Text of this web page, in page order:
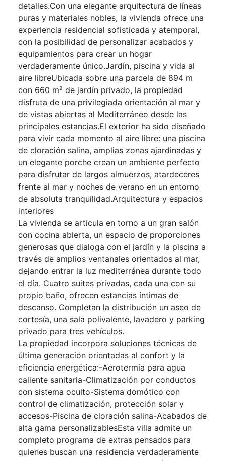
detalles.Con una elegante arquitectura de líneas
puras y materiales nobles, la vivienda ofrece una
experiencia residencial sofisticada y atemporal,
con la posibilidad de personalizar acabados y
equipamientos para crear un hogar
verdaderamente único.Jardín, piscina y vida al
aire libreUbicada sobre una parcela de 894 m
con 660 m² de jardín privado, la propiedad
disfruta de una privilegiada orientación al mar y
de vistas abiertas al Mediterráneo desde las
principales estancias.El exterior ha sido diseñado
para vivir cada momento al aire libre: una piscina
de cloración salina, amplias zonas ajardinadas y
un elegante porche crean un ambiente perfecto
para disfrutar de largos almuerzos, atardeceres
frente al mar y noches de verano en un entorno
de absoluta tranquilidad.Arquitectura y espacios
interiores
La vivienda se articula en torno a un gran salón
con cocina abierta, un espacio de proporciones
generosas que dialoga con el jardín y la piscina a
través de amplios ventanales orientados al mar,
dejando entrar la luz mediterránea durante todo
el día. Cuatro suites privadas, cada una con su
propio baño, ofrecen estancias íntimas de
descanso. Completan la distribución un aseo de
cortesía, una sala polivalente, lavadero y parking
privado para tres vehículos.
La propiedad incorpora soluciones técnicas de
última generación orientadas al confort y la
eficiencia energética:-Aerotermia para agua
caliente sanitaria-Climatización por conductos
con sistema oculto-Sistema domótico con
control de climatización, protección solar y
accesos-Piscina de cloración salina-Acabados de
alta gama personalizablesEsta villa admite un
completo programa de extras pensados para
quienes buscan una residencia verdaderamente